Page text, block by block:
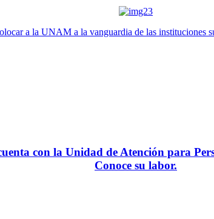
a la UNAM a la vanguardia de las instituciones
con la Unidad de Atención para
Conoce su labor.